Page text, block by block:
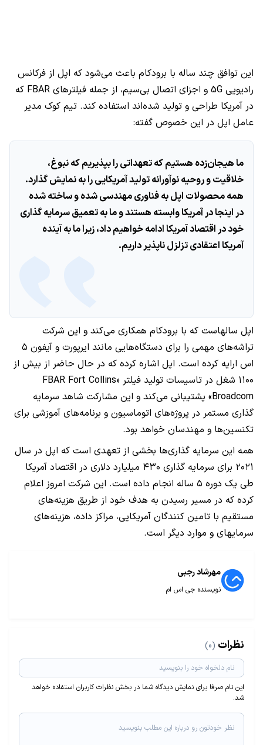
این توافق چند ساله با برودکام باعث می‌شود که اپل از فرکانس
رادیویی 5G و اجزای اتصال بی‌سیم، از جمله فیلترهای FBAR که
در آمریکا طراحی و تولید شده‌اند استفاده کند. تیم کوک مدیر
عامل اپل در این خصوص گفته:
ما هیجان‌زده هستیم که تعهداتی را بپذیریم که نبوغ،
خلاقیت و روحیه نوآورانه تولید آمریکایی را به نمایش گذارد.
همه محصولات اپل به فناوری مهندسی شده و ساخته شده
در اینجا در آمریکا وابسته هستند و ما به تعمیق سرمایه گذاری
خود در اقتصاد آمریکا ادامه خواهیم داد، زیرا ما به آینده
آمریکا اعتقادی تزلزل ناپذیر داریم.
اپل سالهاست که با برودکام همکاری می‌کند و این شرکت
تراشه‌های مهمی را برای دستگاه‌هایی مانند ایرپورت و آیفون ۵
اس ارایه کرده است. اپل اشاره کرده که در حال حاضر از بیش از
۱۱۰۰ شغل در تاسیسات تولید فیلتر «FBAR Fort Collins
Broadcom» پشتیبانی می‌کند و این مشارکت شاهد سرمایه
گذاری مستمر در پروژه‌های اتوماسیون و برنامه‌های آموزشی برای
تکنسین‌ها و مهندسان خواهد بود.
همه این سرمایه گذاری‌ها بخشی از تعهدی است که اپل در سال
۲۰۲۱ برای سرمایه گذاری ۴۳۰ میلیارد دلاری در اقتصاد آمریکا
طی یک دوره ۵ ساله انجام داده است. این شرکت امروز اعلام
کرده که در مسیر رسیدن به هدف خود از طریق هزینه‌های
مستقیم با تامین کنندگان آمریکایی، مراکز داده، هزینه‌های
سرمایهای و موارد دیگر است.
مهرشاد رجبی
نویسنده جی اس ام
نظرات (0)
این نام صرفا برای نمایش دیدگاه شما در بخش نظرات کاربران استفاده خواهد
شد.